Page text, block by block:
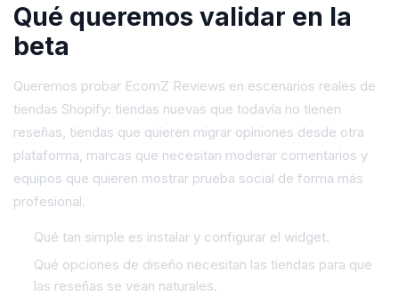
Qué queremos validar en la
beta
Queremos probar EcomZ Reviews en escenarios reales de
tiendas Shopify: tiendas nuevas que todavía no tienen
reseñas, tiendas que quieren migrar opiniones desde otra
plataforma, marcas que necesitan moderar comentarios y
equipos que quieren mostrar prueba social de forma más
profesional.
Qué tan simple es instalar y configurar el widget.
Qué opciones de diseño necesitan las tiendas para que
las reseñas se vean naturales.